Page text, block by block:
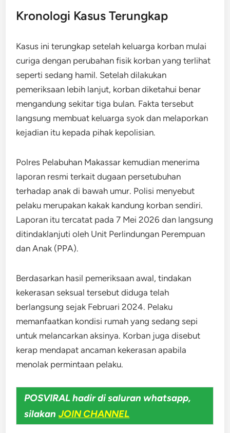
Kronologi Kasus Terungkap
Kasus ini terungkap setelah keluarga korban mulai
curiga dengan perubahan fisik korban yang terlihat
seperti sedang hamil. Setelah dilakukan
pemeriksaan lebih lanjut, korban diketahui benar
mengandung sekitar tiga bulan. Fakta tersebut
langsung membuat keluarga syok dan melaporkan
kejadian itu kepada pihak kepolisian.
Polres Pelabuhan Makassar kemudian menerima
laporan resmi terkait dugaan persetubuhan
terhadap anak di bawah umur. Polisi menyebut
pelaku merupakan kakak kandung korban sendiri.
Laporan itu tercatat pada 7 Mei 2026 dan langsung
ditindaklanjuti oleh Unit Perlindungan Perempuan
dan Anak (PPA).
Berdasarkan hasil pemeriksaan awal, tindakan
kekerasan seksual tersebut diduga telah
berlangsung sejak Februari 2024. Pelaku
memanfaatkan kondisi rumah yang sedang sepi
untuk melancarkan aksinya. Korban juga disebut
kerap mendapat ancaman kekerasan apabila
menolak permintaan pelaku.
POSVIRAL hadir di saluran whatsapp,
silakan JOIN CHANNEL